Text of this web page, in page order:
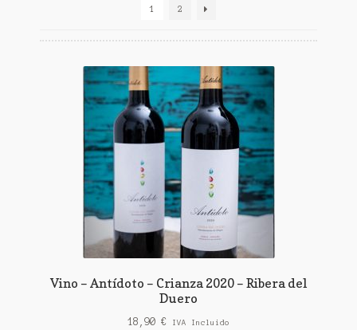
1 2
Vino – Antídoto – Crianza 2020 – Ribera del
Duero
18,90 € IVA Incluido